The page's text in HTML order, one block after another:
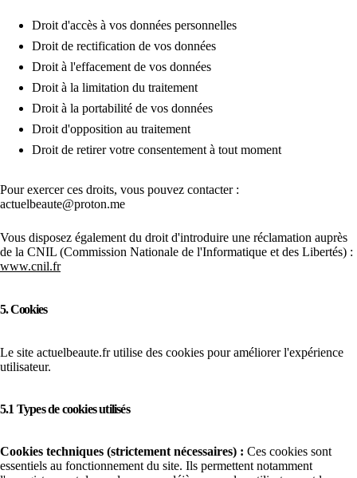
Droit d'accès à vos données personnelles
Droit de rectification de vos données
Droit à l'effacement de vos données
Droit à la limitation du traitement
Droit à la portabilité de vos données
Droit d'opposition au traitement
Droit de retirer votre consentement à tout moment
Pour exercer ces droits, vous pouvez contacter :
actuelbeaute@proton.me
Vous disposez également du droit d'introduire une réclamation auprès
de la CNIL (Commission Nationale de l'Informatique et des Libertés) :
www.cnil.fr
5. Cookies
Le site actuelbeaute.fr utilise des cookies pour améliorer l'expérience
utilisateur.
5.1 Types de cookies utilisés
Cookies techniques (strictement nécessaires) : Ces cookies sont
essentiels au fonctionnement du site. Ils permettent notamment